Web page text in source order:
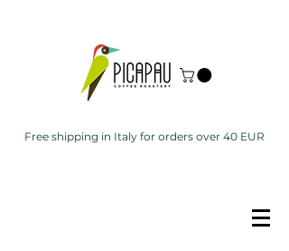
Free shipping in Italy for orders over 40 EUR